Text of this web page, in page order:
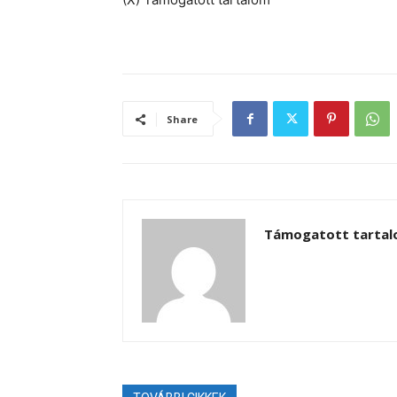
Share
Támogatott